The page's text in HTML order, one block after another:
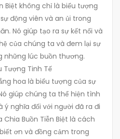
Biệt không chỉ là biểu tượng
động viên và an ủi trong
Nó giúp tạo ra sự kết nối và
của chúng ta và đem lại sự
những lúc buồn thương.
Tượng Tinh Tế
hoa là biểu tượng của sự
giúp chúng ta thể hiện tình
nghĩa đối với người đã ra đi
Chia Buồn Tiễn Biệt là cách
ơn và đồng cảm trong